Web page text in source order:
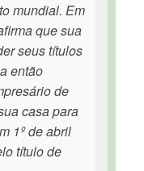
mundial. Em
que sua
seus títulos
então
de
casa para
1º de abril
título de